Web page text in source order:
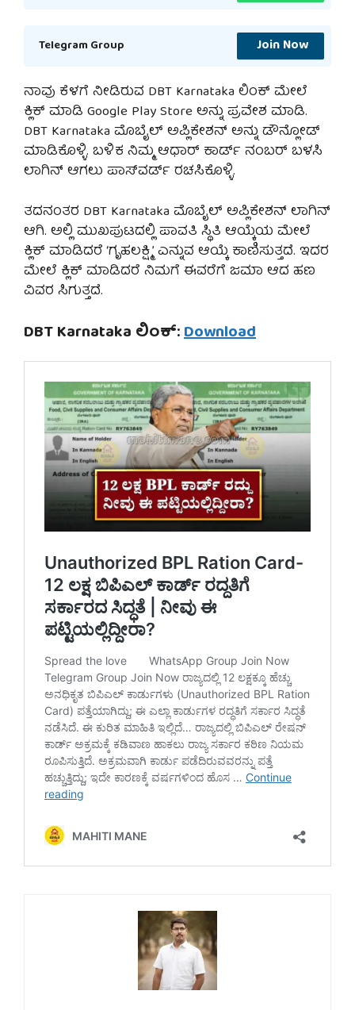
Telegram Group Join Now
ನಾವು ಕೆಳಗೆ ನೀಡಿರುವ DBT Karnataka ಲಿಂಕ್ ಮೇಲೆ
ಕ್ಲಿಕ್ ಮಾಡಿ Google Play Store ಅನ್ನು ಪ್ರವೇಶ ಮಾಡಿ.
DBT Karnataka ಮೊಬೈಲ್ ಅಪ್ಲಿಕೇಶನ್ ಅನ್ನು ಡೌನ್ಲೋಡ್
ಮಾಡಿಕೊಳ್ಳಿ. ಬಳಿಕ ನಿಮ್ಮ ಆಧಾರ್ ಕಾರ್ಡ್ ನಂಬರ್ ಬಳಸಿ
ಲಾಗಿನ್ ಆಗಲು ಪಾಸ್‌ವರ್ಡ್ ರಚಸಿಕೊಳ್ಳಿ.
ತದನಂತರ DBT Karnataka ಮೊಬೈಲ್ ಅಪ್ಲಿಕೇಶನ್ ಲಾಗಿನ್
ಆಗಿ. ಅಲ್ಲಿ ಮುಖಪುಟದಲ್ಲಿ ಪಾವತಿ ಸ್ಥಿತಿ ಆಯ್ಕೆಯ ಮೇಲೆ
ಕ್ಲಿಕ್ ಮಾಡಿದರೆ ‘ಗೃಹಲಕ್ಷ್ಮಿ’ ಎನ್ನುವ ಆಯ್ಕೆ ಕಾಣಿಸುತ್ತದೆ. ಇದರ
ಮೇಲೆ ಕ್ಲಿಕ್ ಮಾಡಿದರೆ ನಿಮಗೆ ಈವರೆಗೆ ಜಮಾ ಆದ ಹಣ
ವಿವರ ಸಿಗುತ್ತದೆ.
DBT Karnataka ಲಿಂಕ್:Download